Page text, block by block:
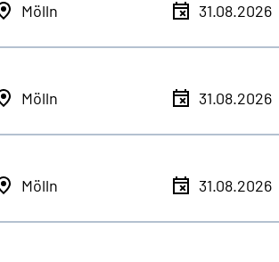
Mölln 31.08.2026
Mölln 31.08.2026
Mölln 31.08.2026